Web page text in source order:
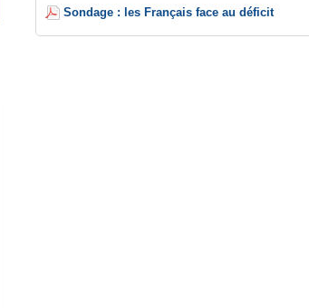
Sondage : les Français face au déficit